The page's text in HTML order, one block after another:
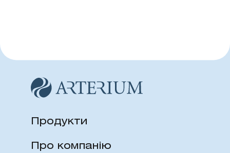
Продукти
Про компанію